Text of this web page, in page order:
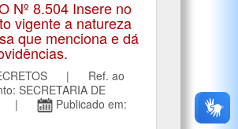
Nº 8.504 Insere no
vigente a natureza
que menciona e dá
| Ref. ao
SECRETARIA DE
|
Publicado em: